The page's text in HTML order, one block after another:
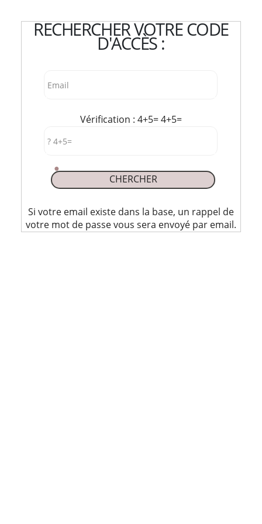
RECHERCHER VOTRE CODE
D'ACCÈS :
Email
Vérification : 4+5= 4+5=
? 4+5=
Si votre email existe dans la base, un rappel de
votre mot de passe vous sera envoyé par email.